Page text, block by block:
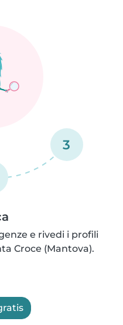
3
e rivedi i profili
Croce (Mantova).